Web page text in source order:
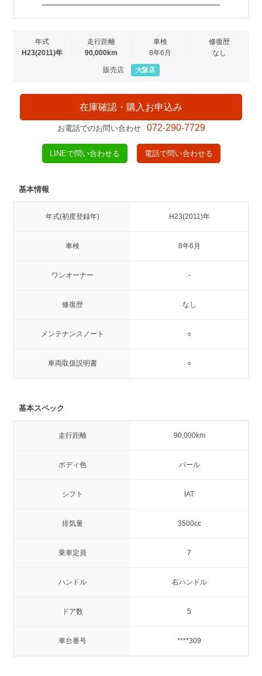
年式
H23(2011)年
走行距離
90,000km
車検
8年6月
修復歴
なし
販売店 大阪店
在庫確認・購入お申込み
お電話でのお問い合わせ 072-290-7729
LINEで問い合わせる 電話で問い合わせる
基本情報
年式(初度登録年) H23(2011)年
車検 8年6月
ワンオーナー -
修復歴 なし
メンテナンスノート ○
車両取扱説明書 ○
基本スペック
走行距離 90,000km
ボディ色 パール
シフト IAT
排気量 3500cc
乗車定員 7
ハンドル 右ハンドル
ドア数 5
車台番号 ****309